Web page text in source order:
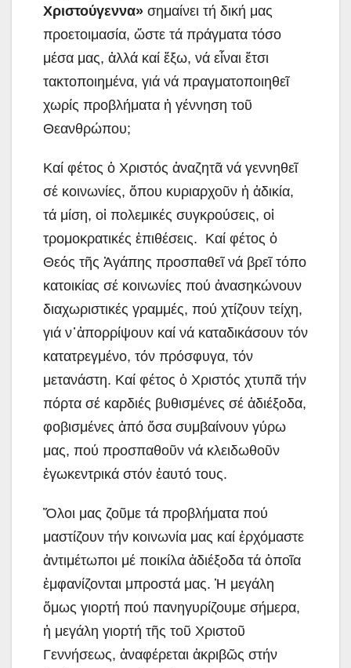
Χριστούγεννα» σημαίνει τή δική μας
προετοιμασία, ὥστε τά πράγματα τόσο
μέσα μας, ἀλλά καί ἔξω, νά εἶναι ἔτσι
τακτοποιημένα, γιά νά πραγματοποιηθεῖ
χωρίς προβλήματα ἡ γέννηση τοῦ
Θεανθρώπου;
Καί φέτος ὁ Χριστός ἀναζητᾶ νά γεννηθεῖ
σέ κοινωνίες, ὅπου κυριαρχοῦν ἡ ἀδικία,
τά μίση, οἱ πολεμικές συγκρούσεις, οἱ
τρομοκρατικές ἐπιθέσεις. Καί φέτος ὁ
Θεός τῆς Ἀγάπης προσπαθεῖ νά βρεῖ τόπο
κατοικίας σέ κοινωνίες πού ἀνασηκώνουν
διαχωριστικές γραμμές, πού χτίζουν τείχη,
γιά ν᾽ἀπορρίψουν καί νά καταδικάσουν τόν
κατατρεγμένο, τόν πρόσφυγα, τόν
μετανάστη. Καί φέτος ὁ Χριστός χτυπᾶ τήν
πόρτα σέ καρδιές βυθισμένες σέ ἀδιέξοδα,
φοβισμένες ἀπό ὅσα συμβαίνουν γύρω
μας, πού προσπαθοῦν νά κλειδωθοῦν
ἐγωκεντρικά στόν ἑαυτό τους.
Ὅλοι μας ζοῦμε τά προβλήματα πού
μαστίζουν τήν κοινωνία μας καί ἐρχόμαστε
ἀντιμέτωποι μέ ποικίλα ἀδιέξοδα τά ὁποῖα
ἐμφανίζονται μπροστά μας. Ἡ μεγάλη
ὅμως γιορτή πού πανηγυρίζουμε σήμερα,
ἡ μεγάλη γιορτή τῆς τοῦ Χριστοῦ
Γεννήσεως, ἀναφέρεται ἀκριβῶς στήν